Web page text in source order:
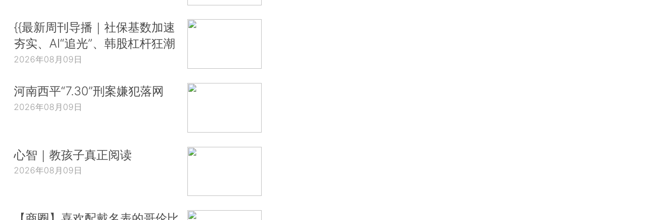
{{最新周刊导播｜社保基数加速
夯实、AI“追光”、韩股杠杆狂潮
2026年08月09日
河南西平“7.30”刑案嫌犯落网
2026年08月09日
心智｜教孩子真正阅读
2026年08月09日